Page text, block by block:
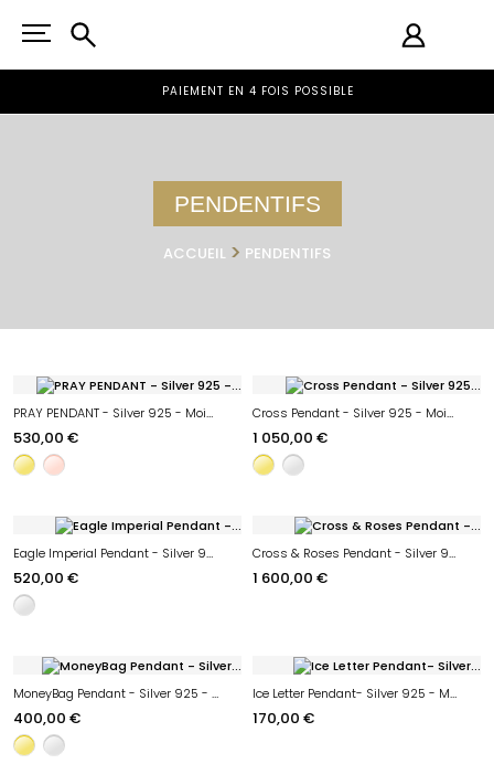
PAIEMENT EN 4 FOIS POSSIBLE
PENDENTIFS
ACCUEIL PENDENTIFS
PRAY PENDANT - Silver 925 - Moissanite
530,00 €
Cross Pendant - Silver 925 - Moissanite
1 050,00 €
Eagle Imperial Pendant - Silver 925 - Moissanite
520,00 €
Cross & Roses Pendant - Silver 925 - Moissanite
1 600,00 €
MoneyBag Pendant - Silver 925 - Moissanite
400,00 €
Ice Letter Pendant- Silver 925 - Moissanite
170,00 €